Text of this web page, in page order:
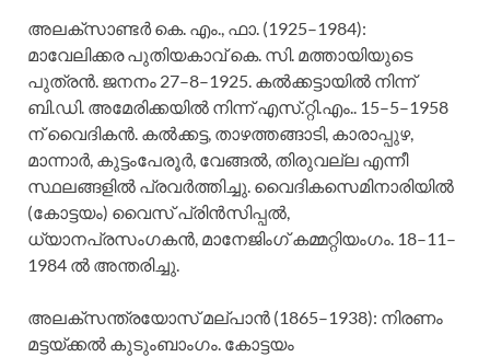
അലക്‌സാണ്ടര്‍ കെ. എം., ഫാ. (1925–1984):
മാവേലിക്കര പുതിയകാവ്‌ കെ. സി. മത്തായിയുടെ
പുത്രന്‍. ജനനം 27–8–1925. കല്‍ക്കട്ടായില്‍ നിന്ന്‌
ബി.ഡി. അമേരിക്കയില്‍ നിന്ന്‌ എസ്.റ്റി.എം.. 15–5–1958
ന്‌ വൈദികന്‍. കല്‍ക്കട്ട, താഴത്തങ്ങാടി, കാരാപ്പുഴ,
മാന്നാര്‍, കുട്ടംപേരൂര്‍, വേങ്ങല്‍, തിരുവല്ല എന്നീ
സ്ഥലങ്ങളില്‍ പ്രവര്‍ത്തിച്ചു. വൈദികസെമിനാരിയില്‍
(കോട്ടയം) വൈസ്‌ പ്രിന്‍സിപ്പല്‍,
ധ്യാനപ്രസംഗകന്‍, മാനേജിംഗ്‌ കമ്മറ്റിയംഗം. 18–11–
1984 ല്‍ അന്തരിച്ചു.
അലക്‌സന്ത്രയോസ്‌ മല്‌പാന്‍ (1865–1938): നിരണം
മട്ടയ്ക്കല്‍ കുടുംബാംഗം. കോട്ടയം